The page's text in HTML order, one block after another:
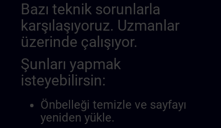
Bazı teknik sorunlarla
karşılaşıyoruz. Uzmanlar
üzerinde çalışıyor.
Şunları yapmak
isteyebilirsin:
Önbelleği temizle ve sayfayı
yeniden yükle.